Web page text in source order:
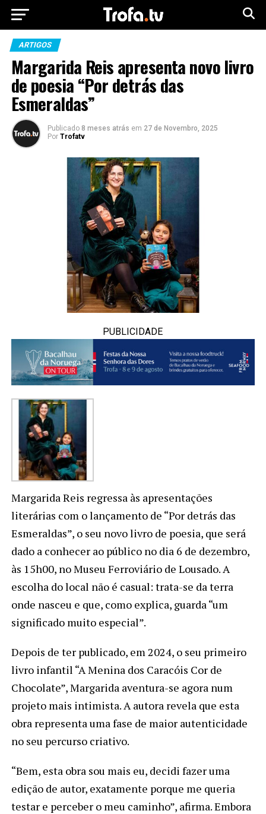
ARTIGOS
Margarida Reis apresenta novo livro
de poesia “Por detrás das
Esmeraldas”
Publicado 8 meses atrás em 27 de Novembro, 2025
Por Trofatv
PUBLICIDADE
Margarida Reis regressa às apresentações
literárias com o lançamento de “Por detrás das
Esmeraldas”, o seu novo livro de poesia, que será
dado a conhecer ao público no dia 6 de dezembro,
às 15h00, no Museu Ferroviário de Lousado. A
escolha do local não é casual: trata-se da terra
onde nasceu e que, como explica, guarda “um
significado muito especial”.
Depois de ter publicado, em 2024, o seu primeiro
livro infantil “A Menina dos Caracóis Cor de
Chocolate”, Margarida aventura-se agora num
projeto mais intimista. A autora revela que esta
obra representa uma fase de maior autenticidade
no seu percurso criativo.
“Bem, esta obra sou mais eu, decidi fazer uma
edição de autor, exatamente porque me queria
testar e perceber o meu caminho”, afirma. Embora